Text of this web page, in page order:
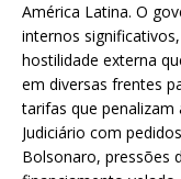
América Latina. O
internos
hostilidade externa
em diversas frentes
tarifas que penalizam
Judiciário com
Bolsonaro, pressões